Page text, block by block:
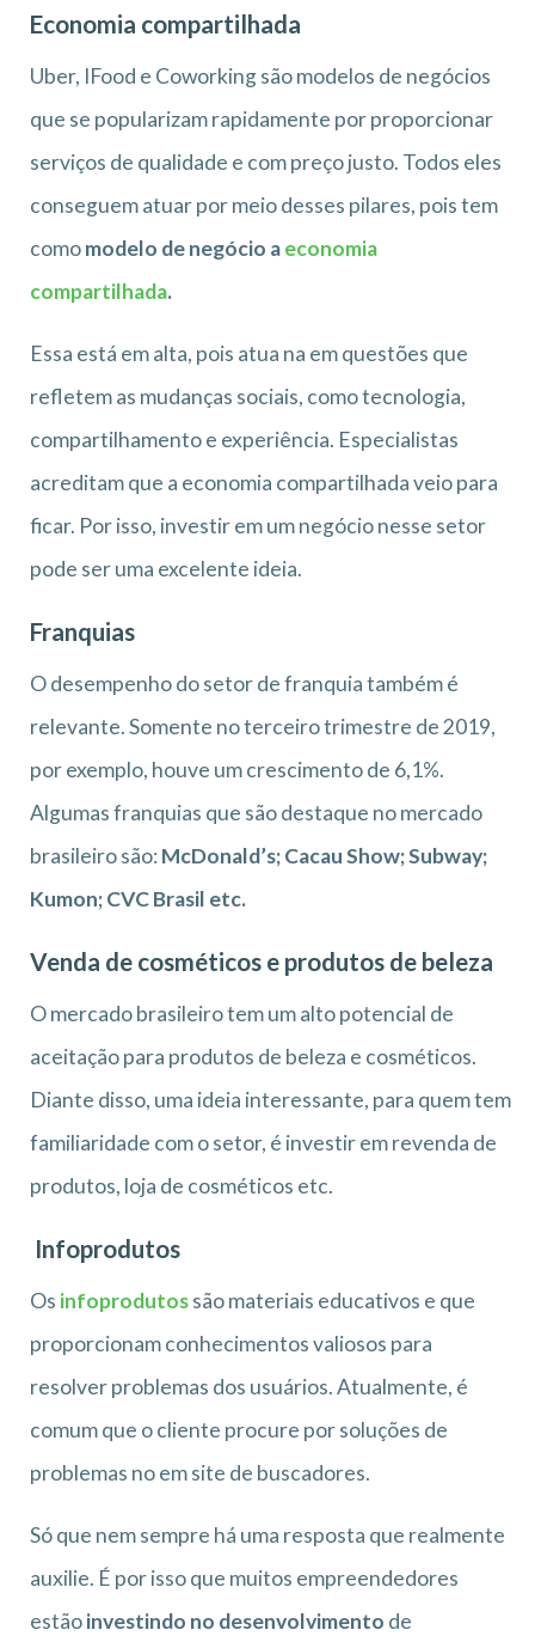
Economia compartilhada
Uber, IFood e Coworking são modelos de negócios
que se popularizam rapidamente por proporcionar
serviços de qualidade e com preço justo. Todos eles
conseguem atuar por meio desses pilares, pois tem
comomodelo de negócio aeconomia
compartilhada.
Essa está em alta, pois atua na em questões que
refletem as mudanças sociais, como tecnologia,
compartilhamento e experiência. Especialistas
acreditam que a economia compartilhada veio para
ficar. Por isso, investir em um negócio nesse setor
pode ser uma excelente ideia.
Franquias
O desempenho do setor de franquia também é
relevante. Somente no terceiro trimestre de 2019,
por exemplo, houve um crescimento de 6,1%.
Algumas franquias que são destaque no mercado
brasileiro são:McDonald’s; Cacau Show; Subway;
Kumon; CVC Brasil etc.
Venda de cosméticos e produtos de beleza
O mercado brasileiro tem um alto potencial de
aceitação para produtos de beleza e cosméticos.
Diante disso, uma ideia interessante, para quem tem
familiaridade com o setor, é investir em revenda de
produtos, loja de cosméticos etc.
Infoprodutos
Os infoprodutossão materiais educativos e que
proporcionam conhecimentos valiosos para
resolver problemas dos usuários. Atualmente, é
comum que o cliente procure por soluções de
problemas no em site de buscadores.
Só que nem sempre há uma resposta que realmente
auxilie. É por isso que muitos empreendedores
estãoinvestindo no desenvolvimento de